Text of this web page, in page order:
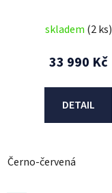
skladem (2 ks)
33 990 Kč
DETAIL
Černo-červená